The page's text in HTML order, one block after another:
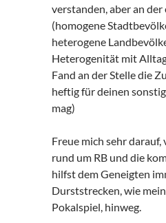
verstanden, aber an
(homogene
heterogene
Heterogenität mit
Fand an der Stelle die
heftig für deinen
mag)
Freue mich sehr darauf,
rund um RB und die
hilfst dem Geneigten
Durststrecken, wie
Pokalspiel, hinweg.